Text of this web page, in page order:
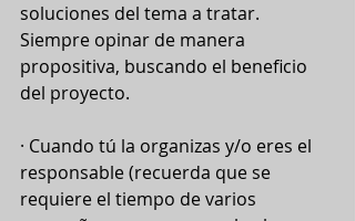
soluciones del tema a tratar.
Siempre opinar de manera
propositiva, buscando el beneficio
del proyecto.
· Cuando tú la organizas y/o eres el
responsable (recuerda que se
requiere el tiempo de varios